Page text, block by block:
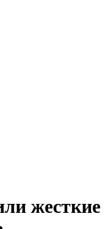
жесткие